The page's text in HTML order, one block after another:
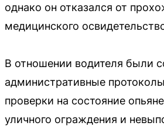
однако он отказался от
медицинского
В отношении водителя были
административные
проверки на состояние
уличного ограждения и